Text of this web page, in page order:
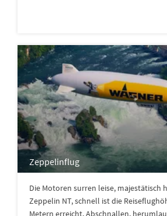
Zeppelinflug
Die Motoren surren leise, majestätisch
Zeppelin NT, schnell ist die
Metern erreicht. Abschnallen,